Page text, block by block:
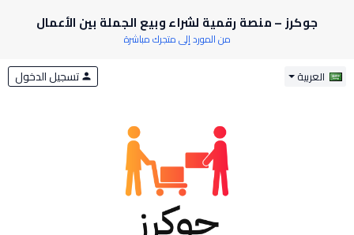
جوكرز – منصة رقمية لشراء وبيع الجملة بين الأعمال
من المورد إلى متجرك مباشرة
العربية person تسجيل الدخول